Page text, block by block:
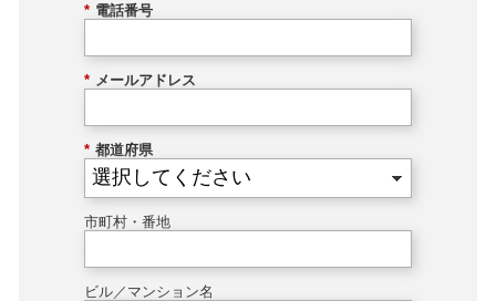
* 電話番号
* メールアドレス
* 都道府県
市町村・番地
ビル／マンション名